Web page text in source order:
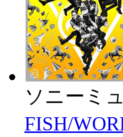
ソニーミ
FISH/